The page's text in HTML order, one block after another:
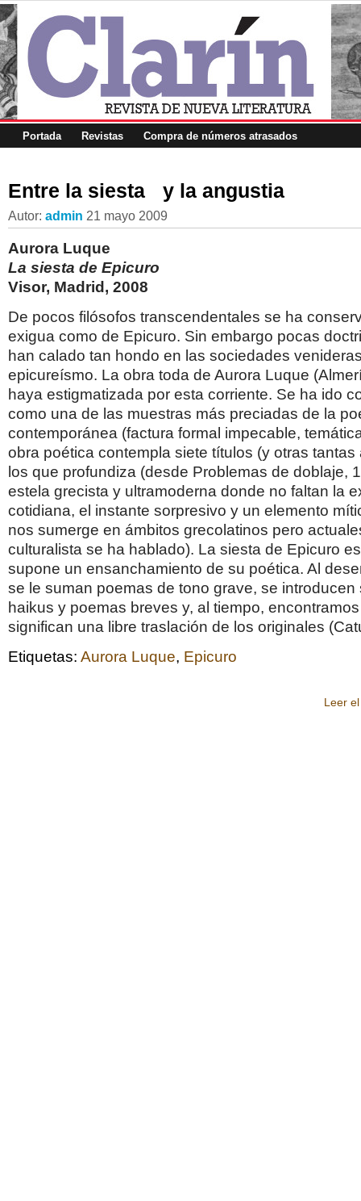
Portada Revistas Compra de números atrasados
Entre la siesta y la angustia
Autor: admin 21 mayo 2009
Aurora Luque
La siesta de Epicuro
Visor, Madrid, 2008
De pocos filósofos transcendentales se ha
exigua como de Epicuro. Sin embargo pocas
han calado tan hondo en las sociedades
epicureísmo. La obra toda de Aurora Luque
haya estigmatizada por esta corriente. Se ha ido
como una de las muestras más preciadas de la
contemporánea (factura formal impecable,
obra poética contempla siete títulos (y otras
los que profundiza (desde Problemas de doblaje,
estela grecista y ultramoderna donde no faltan la
cotidiana, el instante sorpresivo y un elemento
nos sumerge en ámbitos grecolatinos pero
culturalista se ha hablado). La siesta de Epicuro
supone un ensanchamiento de su poética. Al
se le suman poemas de tono grave, se
haikus y poemas breves y, al tiempo,
significan una libre traslación de los originales
Etiquetas: Aurora Luque, Epicuro
Leer